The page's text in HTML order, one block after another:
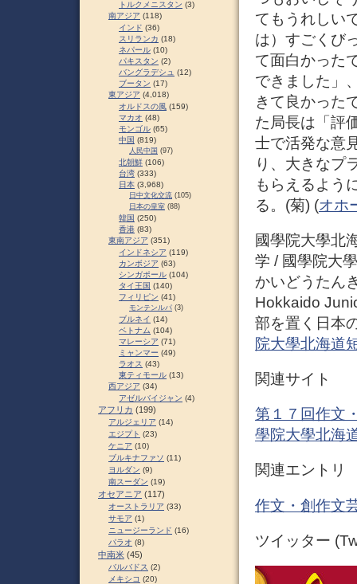
てもうれしい
は）すごくび
て面白かった
できました」
きて良かった
た局長は「評
士で活発な意
り、大きなプ
もらえるよう
る。(菊) (オホ
國學院大學北
学 / 國學院大
かいどうたん
Hokkaido
部を置く日本
院大學北海道
関連サイト
第１７回作文
學院大學北海
関連エントリ
作文・創作文
ツイッター
トルクメニスタン (3)
南アジア (118)
インド (36)
スリランカ (18)
ネパール (10)
パキスタン (2)
バングラデシュ (12)
ブータン (17)
東アジア (4,018)
オルドスの風 (159)
マカオ (48)
モンゴル (65)
中国 (819)
人民中国 (97)
北朝鮮 (106)
台湾 (333)
日本 (3,968)
日中文化交流 (105)
日本の皇室 (88)
韓国 (250)
香港 (83)
東南アジア (351)
インドネシア (119)
カンボジア (63)
シンガポール (104)
タイ王国 (140)
フィリピン (41)
モンテンルパ (3)
ブルネイ (14)
ベトナム (104)
マレーシア (71)
ミャンマー (49)
ラオス (43)
東ティモール (13)
西アジア (34)
アゼルバイジャン (4)
アフリカ (199)
アルジェリア (14)
エジプト (23)
ケニア (10)
ブルキナファソ (11)
ヨルダン (9)
南スーダン (19)
オセアニア (117)
オーストラリア (33)
サモア (1)
ニュージーランド (16)
パラオ (8)
中南米 (45)
バルバドス (2)
メキシコ (20)